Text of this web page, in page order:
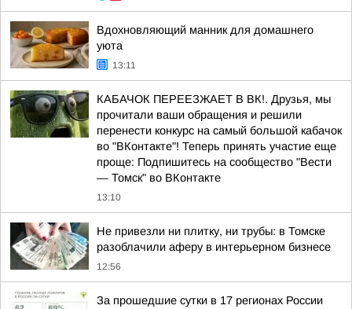
Вдохновляющий манник для домашнего
уюта
13:11
КАБАЧОК ПЕРЕЕЗЖАЕТ В ВК!. Друзья, мы
прочитали ваши обращения и решили
перенести конкурс на самый большой кабачок
во "ВКонтакте"! Теперь принять участие еще
проще: Подпишитесь на сообщество "Вести
— Томск" во ВКонтакте
13:10
Не привезли ни плитку, ни трубы: в Томске
разоблачили аферу в интерьерном бизнесе
12:56
За прошедшие сутки в 17 регионах России